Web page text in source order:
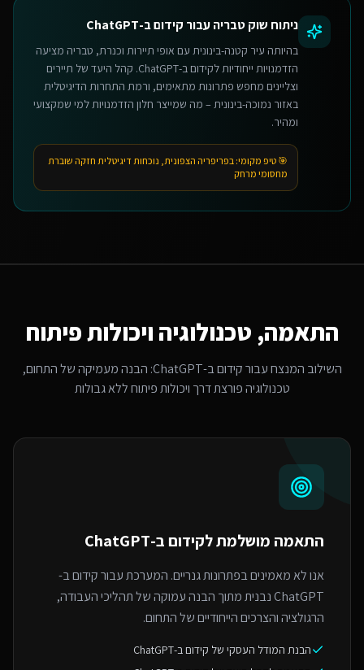
ניתוח שוקטבריהעבור קידום ב-ChatGPT
בהיותה עיר קטנה-בינונית עם אופי תיירות וכנרת, טבריה מציעה
הזדמנויות ייחודיות לקידום ב-ChatGPT. קהל היעד של תיירים
וצליינים מחפש פתרונות מתאימים, ורמת התחרות הדיגיטלית
באזור נמוכה-בינונית – מה שמייצר חלון הזדמנויות למי שמקצועי
ומהיר.
🎯 טיפ מקומי: בפריפריה הצפונית, נוכחות דיגיטלית חזקה שוברת
מחסומי מרחק
התאמה, טכנולוגיה ויכולות פיתוח
השילוב המנצח עבורקידום ב-ChatGPT
: הבנה מעמיקה של התחום,
טכנולוגיה פורצת דרך ויכולות פיתוח ללא גבולות
התאמה מושלמת לקידום ב-ChatGPT
אנו לא מאמינים בפתרונות גנריים. המערכת עבור קידום ב-
ChatGPT נבנית מתוך הבנה עמוקה של תהליכי העבודה,
הרגולציה והצרכים הייחודיים של התחום.
הבנת המודל העסקי של קידום ב-ChatGPT